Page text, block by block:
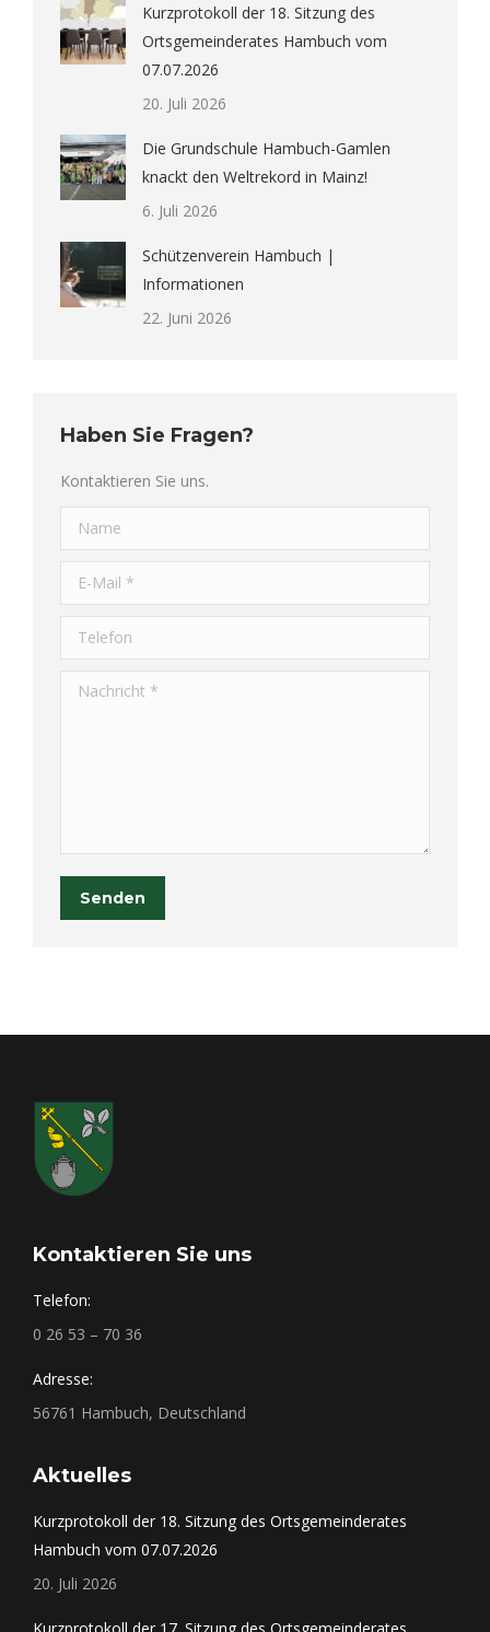
Kurzprotokoll der 18. Sitzung des
Ortsgemeinderates Hambuch vom
07.07.2026
20. Juli 2026
Die Grundschule Hambuch-Gamlen
knackt den Weltrekord in Mainz!
6. Juli 2026
Schützenverein Hambuch |
Informationen
22. Juni 2026
Haben Sie Fragen?
Kontaktieren Sie uns.
Name
E-Mail *
Telefon
Nachricht *
Senden
Kontaktieren Sie uns
Telefon:
0 26 53 – 70 36
Adresse:
56761 Hambuch, Deutschland
Aktuelles
Kurzprotokoll der 18. Sitzung des Ortsgemeinderates
Hambuch vom 07.07.2026
20. Juli 2026